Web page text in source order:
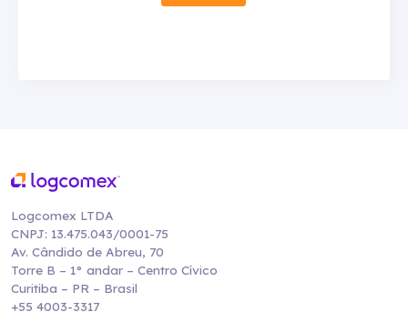
Logcomex LTDA
CNPJ: 13.475.043/0001-75
Av. Cândido de Abreu, 70
Torre B – 1° andar – Centro Cívico
Curitiba – PR – Brasil
+55 4003-3317